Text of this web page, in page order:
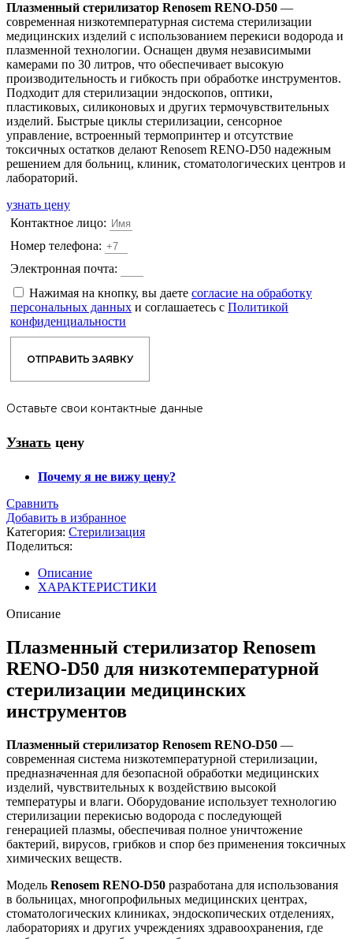
Плазменный стерилизатор Renosem RENO-D50 —
современная низкотемпературная система стерилизации
медицинских изделий с использованием перекиси водорода и
плазменной технологии. Оснащен двумя независимыми
камерами по 30 литров, что обеспечивает высокую
производительность и гибкость при обработке инструментов.
Подходит для стерилизации эндоскопов, оптики,
пластиковых, силиконовых и других термочувствительных
изделий. Быстрые циклы стерилизации, сенсорное
управление, встроенный термопринтер и отсутствие
токсичных остатков делают Renosem RENO-D50 надежным
решением для больниц, клиник, стоматологических центров и
лабораторий.
узнать цену
Контактное лицо:
Номер телефона:
Электронная почта:
Нажимая на кнопку, вы даете согласие на обработку
персональных данных и соглашаетесь с Политикой
конфиденциальности
ОТПРАВИТЬ ЗАЯВКУ
Оставьте свои контактные данные
Узнать цену
Почему я не вижу цену?
Сравнить
Добавить в избранное
Категория: Стерилизация
Поделиться:
Описание
ХАРАКТЕРИСТИКИ
Описание
Плазменный стерилизатор Renosem
RENO-D50 для низкотемпературной
стерилизации медицинских
инструментов
Плазменный стерилизатор Renosem RENO-D50 —
современная система низкотемпературной стерилизации,
предназначенная для безопасной обработки медицинских
изделий, чувствительных к воздействию высокой
температуры и влаги. Оборудование использует технологию
стерилизации перекисью водорода с последующей
генерацией плазмы, обеспечивая полное уничтожение
бактерий, вирусов, грибков и спор без применения токсичных
химических веществ.
Модель Renosem RENO-D50 разработана для использования
в больницах, многопрофильных медицинских центрах,
стоматологических клиниках, эндоскопических отделениях,
лабораториях и других учреждениях здравоохранения, где